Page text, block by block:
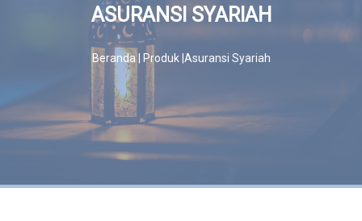
Rekanan
ASURANSI SYARIAH
Beranda | Produk |Asuransi Syariah